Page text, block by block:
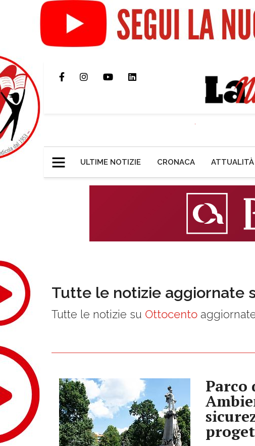
ULTIME NOTIZIE CRONACA ATTUALITÀ
Tutte le notizie aggiornate
Tutte le notizie su Ottocento
Parco